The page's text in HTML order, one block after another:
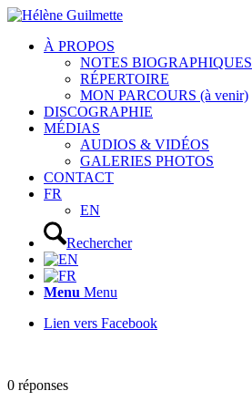
À PROPOS
NOTES BIOGRAPHIQUES
RÉPERTOIRE
MON PARCOURS (à venir)
DISCOGRAPHIE
MÉDIAS
AUDIOS & VIDÉOS
GALERIES PHOTOS
CONTACT
FR
EN
Rechercher
Menu Menu
Lien vers Facebook
0 réponses